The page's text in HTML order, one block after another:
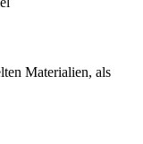
Materialien, als